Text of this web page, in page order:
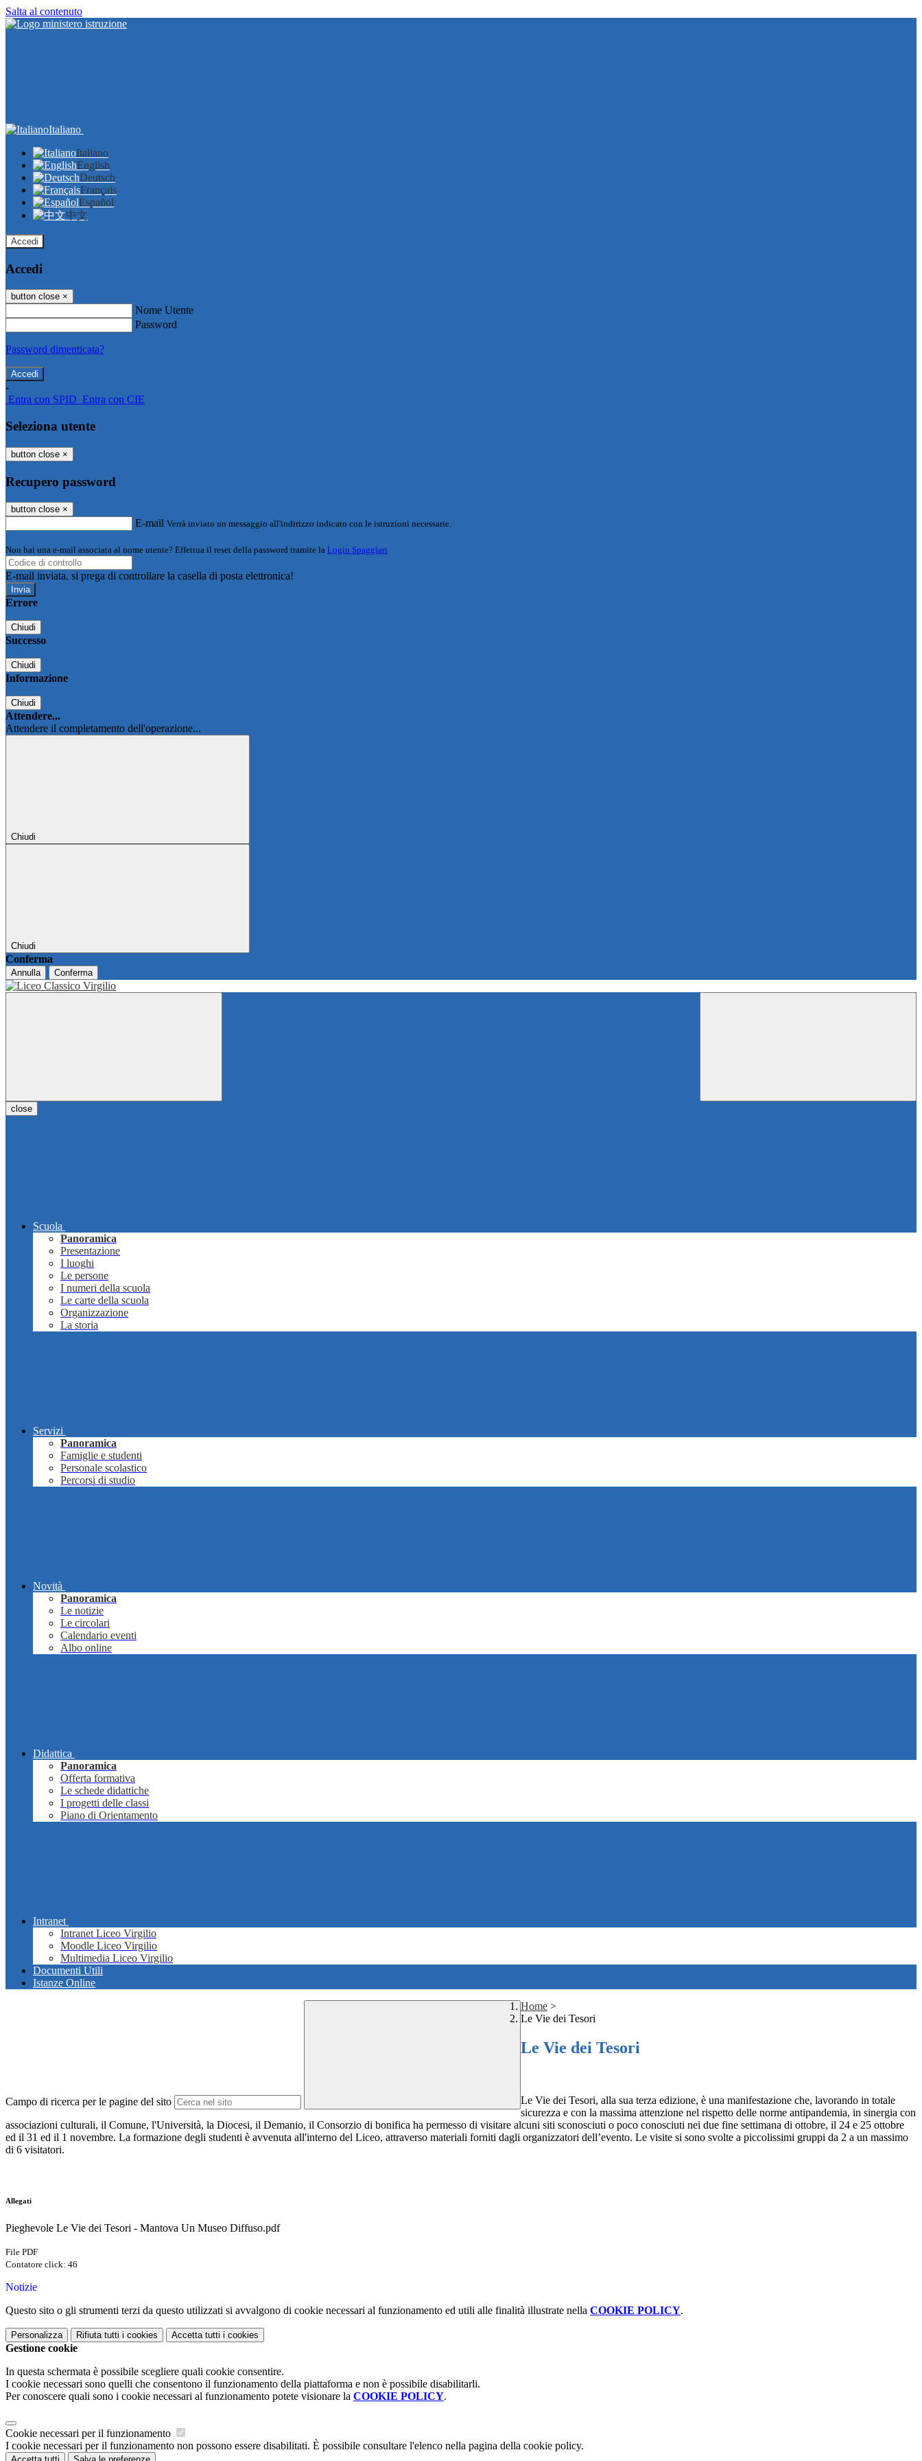
Salta al contenuto
Italiano
Italiano
English
Deutsch
Français
Español
中文
Accedi
Accedi
button close ×
Nome Utente
Password
Password dimenticata?
-
Entra con SPID Entra con CIE
Seleziona utente
button close ×
Recupero password
button close ×
E-mail Verrà inviato un messaggio all'indirizzo indicato con le istruzioni necessarie.
Non hai una e-mail associata al nome utente? Effettua il reset della password tramite la Login Spaggiari
E-mail inviata, si prega di controllare la casella di posta elettronica!
Errore
Chiudi
Successo
Chiudi
Informazione
Chiudi
Attendere...
Attendere il completamento dell'operazione...
Chiudi
Chiudi
Conferma
Annulla Conferma
close
Scuola
Panoramica
Presentazione
I luoghi
Le persone
I numeri della scuola
Le carte della scuola
Organizzazione
La storia
Servizi
Panoramica
Famiglie e studenti
Personale scolastico
Percorsi di studio
Novità
Panoramica
Le notizie
Le circolari
Calendario eventi
Albo online
Didattica
Panoramica
Offerta formativa
Le schede didattiche
I progetti delle classi
Piano di Orientamento
Intranet
Intranet Liceo Virgilio
Moodle Liceo Virgilio
Multimedia Liceo Virgilio
Documenti Utili
Istanze Online
Campo di ricerca per le pagine del sito
Home >
Le Vie dei Tesori
Le Vie dei Tesori
Le Vie dei Tesori, alla sua terza edizione, è una manifestazione che, lavorando in totale
sicurezza e con la massima attenzione nel rispetto delle norme antipandemia, in sinergia con
associazioni culturali, il Comune, l'Università, la Diocesi, il Demanio, il Consorzio di bonifica ha permesso di visitare alcuni siti sconosciuti o poco conosciuti nei due fine settimana di ottobre, il 24 e 25 ottobre
ed il 31 ed il 1 novembre. La formazione degli studenti è avvenuta all'interno del Liceo, attraverso materiali forniti dagli organizzatori dell’evento. Le visite si sono svolte a piccolissimi gruppi da 2 a un massimo
di 6 visitatori.
Allegati
Pieghevole Le Vie dei Tesori - Mantova Un Museo Diffuso.pdf
File PDF
Contatore click: 46
Notizie
Questo sito o gli strumenti terzi da questo utilizzati si avvalgono di cookie necessari al funzionamento ed utili alle finalità illustrate nella COOKIE POLICY.
Personalizza Rifiuta tutti i cookies Accetta tutti i cookies
Gestione cookie
In questa schermata è possibile scegliere quali cookie consentire.
I cookie necessari sono quelli che consentono il funzionamento della piattaforma e non è possibile disabilitarli.
Per conoscere quali sono i cookie necessari al funzionamento potete visionare la COOKIE POLICY.
Cookie necessari per il funzionamento
I cookie necessari per il funzionamento non possono essere disabilitati. È possibile consultare l'elenco nella pagina della cookie policy.